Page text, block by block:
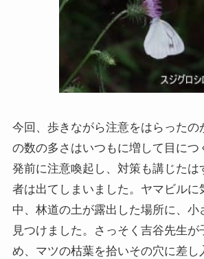
今回、歩きながら注意をはらったの
の数の多さはいつもに増して目につ
発前に注意喚起し、対策も講じたは
者は出てしまいました。ヤマビルに
中、林道の土が露出した場所に、小
見つけました。さっそく吉谷先生
め、マツの枯葉を拾いその穴に差し